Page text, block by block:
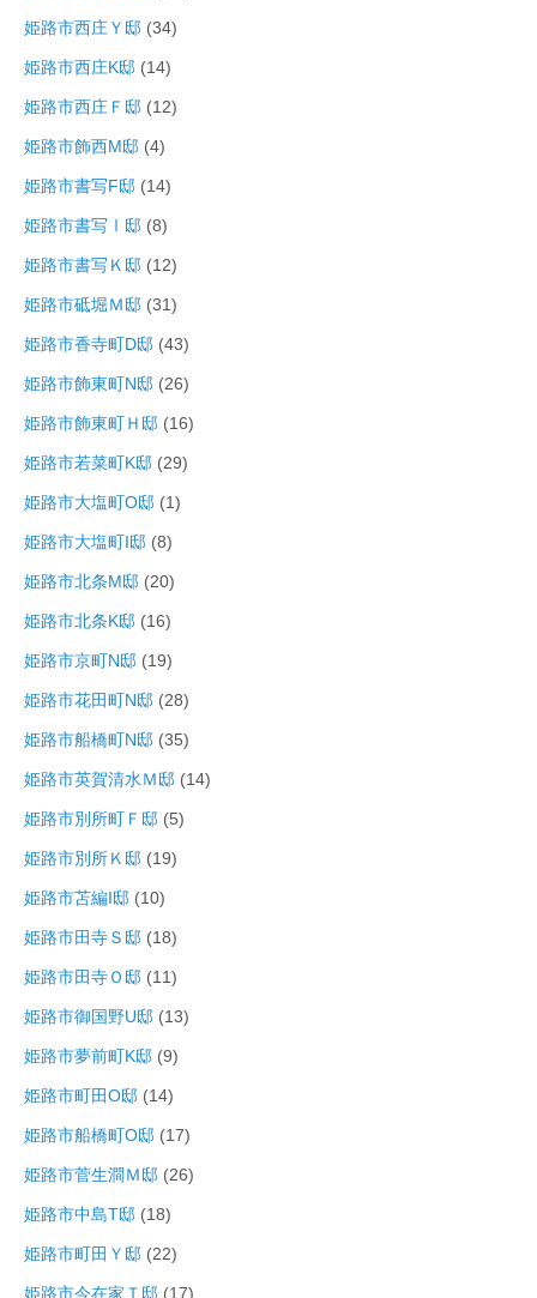
姫路市西庄Ｙ邸 (34)
姫路市西庄K邸 (14)
姫路市西庄Ｆ邸 (12)
姫路市飾西M邸 (4)
姫路市書写F邸 (14)
姫路市書写Ⅰ邸 (8)
姫路市書写Ｋ邸 (12)
姫路市砥堀Ｍ邸 (31)
姫路市香寺町D邸 (43)
姫路市飾東町N邸 (26)
姫路市飾東町Ｈ邸 (16)
姫路市若菜町K邸 (29)
姫路市大塩町O邸 (1)
姫路市大塩町I邸 (8)
姫路市北条M邸 (20)
姫路市北条K邸 (16)
姫路市京町N邸 (19)
姫路市花田町N邸 (28)
姫路市船橋町N邸 (35)
姫路市英賀清水Ｍ邸 (14)
姫路市別所町Ｆ邸 (5)
姫路市別所Ｋ邸 (19)
姫路市苫編I邸 (10)
姫路市田寺Ｓ邸 (18)
姫路市田寺Ｏ邸 (11)
姫路市御国野U邸 (13)
姫路市夢前町K邸 (9)
姫路市町田O邸 (14)
姫路市船橋町O邸 (17)
姫路市菅生澗Ｍ邸 (26)
姫路市中島T邸 (18)
姫路市町田Ｙ邸 (22)
姫路市今在家Ｔ邸 (17)